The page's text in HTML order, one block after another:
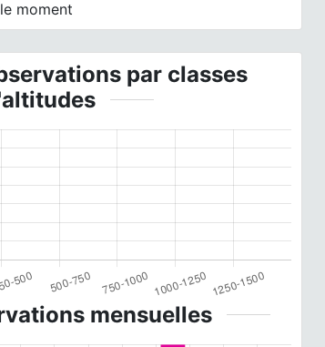
moment
par classes
mensuelles